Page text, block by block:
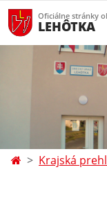
Oficiálne stránky
LEHÔTKA
Krajská